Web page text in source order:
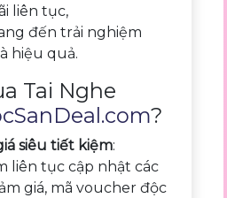
liên tục,
đến trải nghiệm
hiệu quả.
Tai Nghe
?
siêu tiết kiệm:
liên tục cập nhật các
giá, mã voucher độc